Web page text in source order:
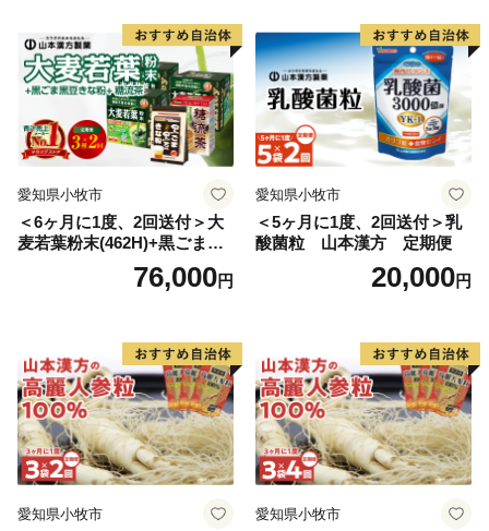
愛知県小牧市
＜6ヶ月に1度、2回送付＞大
麦若葉粉末(462H)+黒ごま黒
豆きな粉+ 糖流茶 山本漢
76,000円
愛知県小牧市
＜5ヶ月に1度、2回送付＞乳
酸菌粒 山本漢方 定期便
20,000円
愛知県小牧市 愛知県小牧市